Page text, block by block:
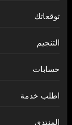
توقعاتك
التنجيم
حسابات
اطلب خدمة
المنتدى